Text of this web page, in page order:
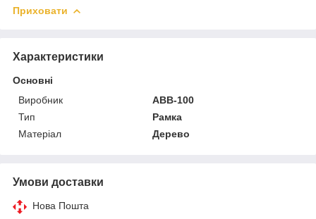
Приховати
Характеристики
Основні
Виробник
АВВ-100
Тип
Рамка
Матеріал
Дерево
Умови доставки
Нова Пошта